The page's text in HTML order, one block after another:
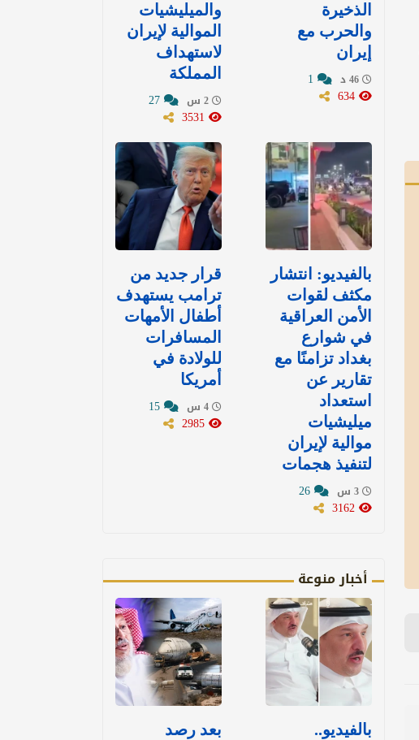
الذخيرة
والحرب مع
إيران
والميليشيات
الموالية لإيران
لاستهداف
المملكة
بالفيديو: انتشار
مكثف لقوات
الأمن العراقية
في شوارع
بغداد تزامنًا مع
تقارير عن
استعداد
ميليشيات
موالية لإيران
لتنفيذ هجمات
قرار جديد من
ترامب يستهدف
أطفال الأمهات
المسافرات
للولادة في
أمريكا
أخبار منوعة
بالفيديو..
بعد رصد